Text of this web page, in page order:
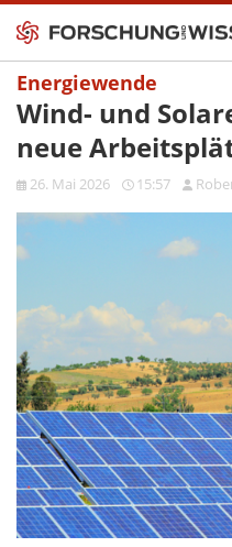
Energiewende
Wind- und
neue
26. Mai 2026 15:57